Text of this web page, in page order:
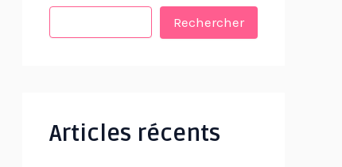
Rechercher
Articles récents